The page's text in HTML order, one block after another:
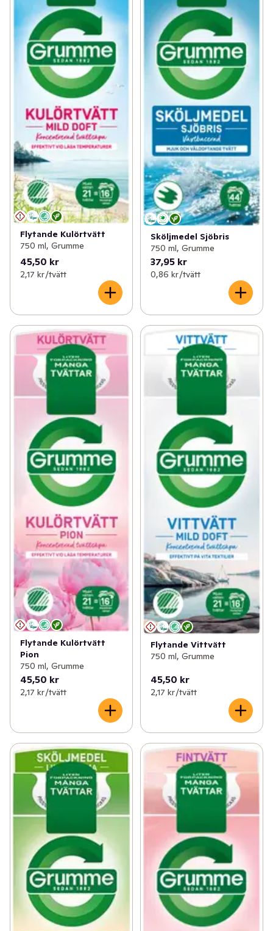
Flytande Kulörtvätt
750 ml, Grumme
45,50 kr
2,17 kr /tvätt
Sköljmedel Sjöbris
750 ml, Grumme
37,95 kr
0,86 kr /tvätt
Flytande Kulörtvätt
Pion
750 ml, Grumme
45,50 kr
2,17 kr /tvätt
Flytande Vittvätt
750 ml, Grumme
45,50 kr
2,17 kr /tvätt